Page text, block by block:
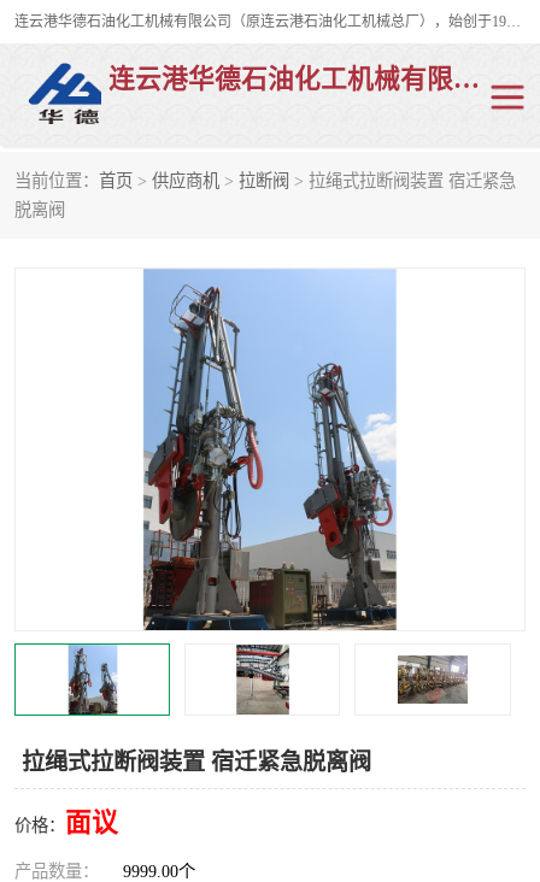
连云港华德石油化工机械有限公司（原连云港石油化工机械总厂），始创于1982年，是从事码头船用流体装卸臂、陆用流体装卸臂（鹤管）、活动梯、钢构平台、定量装车系统等全系列流体装卸设备的设计、制造、销售以及服务的专业供应商。
连云港华德石油化工机械有限公司
当前位置： 首页 > 供应商机 > 拉断阀 > 拉绳式拉断阀装置 宿迁紧急
脱离阀
拉绳式拉断阀装置 宿迁紧急脱离阀
价格： 面议
产品数量： 9999.00个
陆用流体装卸臂
液氯鹤管
卸车鹤管
输油臂
紧急脱离干式接头 火车鹤管
顶部鹤管
低温鹤管
浮动出油装置